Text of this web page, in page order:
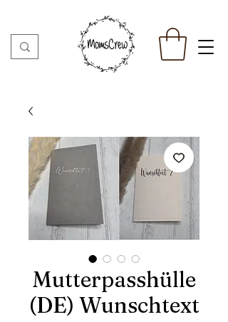
Mutterpasshülle
(DE) Wunschtext